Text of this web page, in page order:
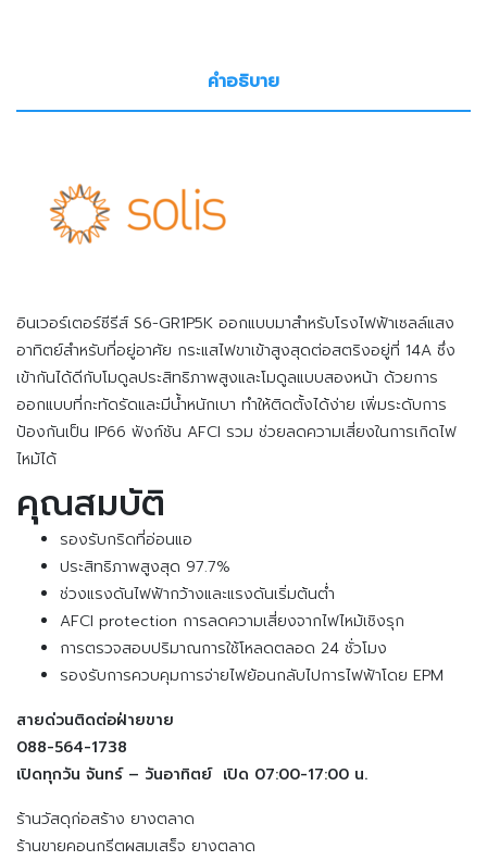
คำอธิบาย
อินเวอร์เตอร์ซีรีส์ S6-GR1P5K ออกแบบมาสำหรับโรงไฟฟ้าเซลล์แสง
อาทิตย์สำหรับที่อยู่อาศัย กระแสไฟขาเข้าสูงสุดต่อสตริงอยู่ที่ 14A ซึ่ง
เข้ากันได้ดีกับโมดูลประสิทธิภาพสูงและโมดูลแบบสองหน้า ด้วยการ
ออกแบบที่กะทัดรัดและมีน้ำหนักเบา ทำให้ติดตั้งได้ง่าย เพิ่มระดับการ
ป้องกันเป็น IP66 ฟังก์ชัน AFCI รวม ช่วยลดความเสี่ยงในการเกิดไฟ
ไหม้ได้
คุณสมบัติ
รองรับกริดที่อ่อนแอ
ประสิทธิภาพสูงสุด 97.7%
ช่วงแรงดันไฟฟ้ากว้างและแรงดันเริ่มต้นต่ำ
AFCI protection การลดความเสี่ยงจากไฟไหม้เชิงรุก
การตรวจสอบปริมาณการใช้โหลดตลอด 24 ชั่วโมง
รองรับการควบคุมการจ่ายไฟย้อนกลับไปการไฟฟ้าโดย EPM
สายด่วนติดต่อฝ่ายขาย
088-564-1738
เปิดทุกวัน จันทร์ – วันอาทิตย์ เปิด 07:00-17:00 น.
ร้านวัสดุก่อสร้าง ยางตลาด
ร้านขายคอนกรีตผสมเสร็จ ยางตลาด